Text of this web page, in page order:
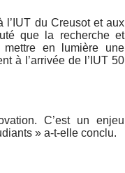
l’IUT du Creusot et aux
que la recherche et
mettre en lumière une
à l’arrivée de l’IUT 50
C’est un enjeu
» a-t-elle conclu.